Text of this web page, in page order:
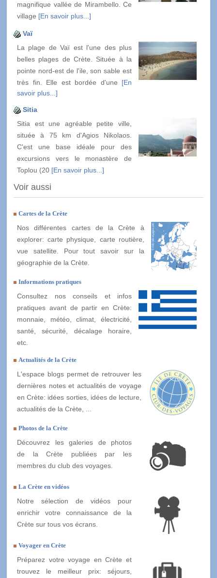
magnifique vallée de Mirambello. Ce
village [En savoir plus...]
Vaï
La plage de Vaï est l'une des plus
belles plages de Crète. Située à la
pointe nord-est de l'ile, son sable est
très fin. Elle est bordée d'une [En
savoir plus...]
Sitia
Sitia est une agréable petite ville,
située à 75 km d'Agios Nikolaos.
C'est une base idéale pour des
excursions vers le monastère de
Toplou (20 [En savoir plus...]
Voir aussi
Cartes de la Crète
Nos différentes cartes de la Crète à
explorer: carte physique, carte routière,
vue satellite. Pour tout savoir sur la
géographie de la Crète.
Informations pratiques
Consultez nos conseils et infos
pratiques avant de partir en Crète:
monnaie, météo, climat, électricité,
santé, sécurité, décalage horaire,
etc.
Actualités de la Crète
L'espace blogs permet de retrouver les
dernières notes et actualités de voyage
en Crète: idées sorties, idées de lecture,
actualités de la Crète, ...
Photos de la Crète
Découvrez les galeries de photos
de la Crète publiées par les
membres du club des voyages.
La Crète en vidéos
Notre sélection de vidéos pour
enrichir votre connaissance de la
Crète sur tous vos écrans.
Voyager en Crète
Préparez votre voyage en Crète et
trouvez le meilleur prix: séjours,